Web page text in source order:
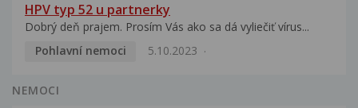
HPV typ 52 u partnerky
Dobrý deň prajem. Prosím Vás ako sa dá vyliečiť vírus...
Pohlavní nemoci
5.10.2023
NEMOCI